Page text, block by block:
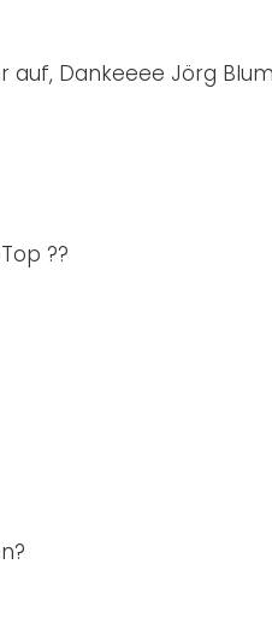
auf, Dankeeee Jörg
??